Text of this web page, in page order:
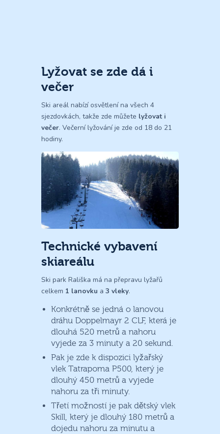
Lyžovat se zde dá i
večer
Ski areál nabízí osvětlení na všech 4
sjezdovkách, takže zde můžete lyžovat i
večer. Večerní lyžování je zde od 18 do 21
hodiny.
Technické vybavení
skiareálu
Ski park Rališka má na přepravu lyžařů
celkem 1 lanovku a 3 vleky.
Konkrétně se jedná o lanovou
dráhu Doppelmayr 2 CLF, která je
dlouhá 520 metrů a nahoru
vyjede za 3 minuty a 20 sekund.
Pak je zde k dispozici lyžařský
vlek Tatrapoma P500, který je
dlouhý 450 metrů a vyjede
nahoru za tři minuty.
Třetí možností je pak dětský vlek
Skill, který je dlouhý 180 metrů a
dojedu nahoru za minutu a